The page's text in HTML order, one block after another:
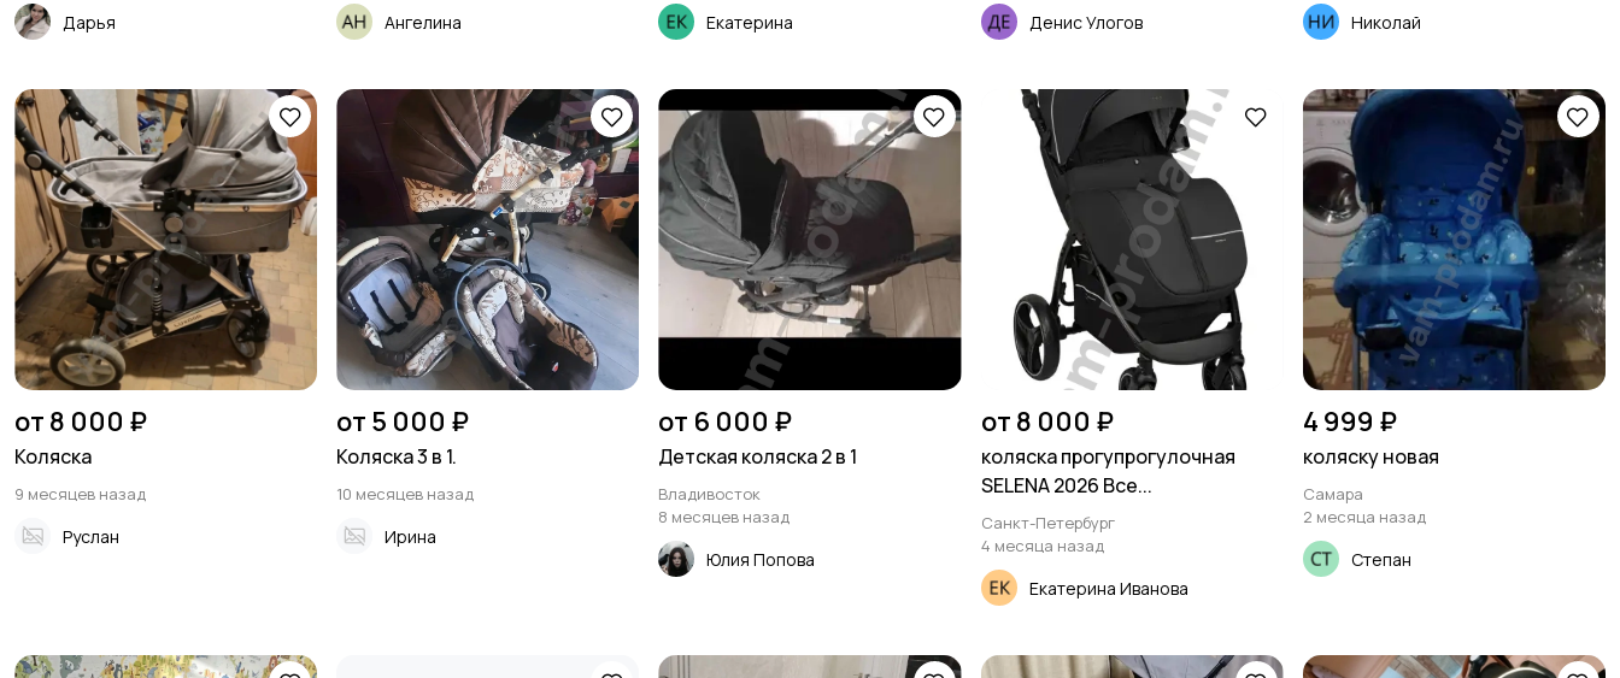
Дарья Ангелина Екатерина Денис Улогов Николай
от 8 000 ₽
Коляска
9 месяцев назад
Руслан
от 5 000 ₽
Коляска 3 в 1.
10 месяцев назад
Ирина
от 6 000 ₽
Детская коляска 2 в 1
Владивосток
8 месяцев назад
Юлия Попова
от 8 000 ₽
коляска прогупрогулочная
SELENA 2026 Все...
Санкт-Петербург
4 месяца назад
Екатерина Иванова
4 999 ₽
коляску новая
Самара
2 месяца назад
Степан